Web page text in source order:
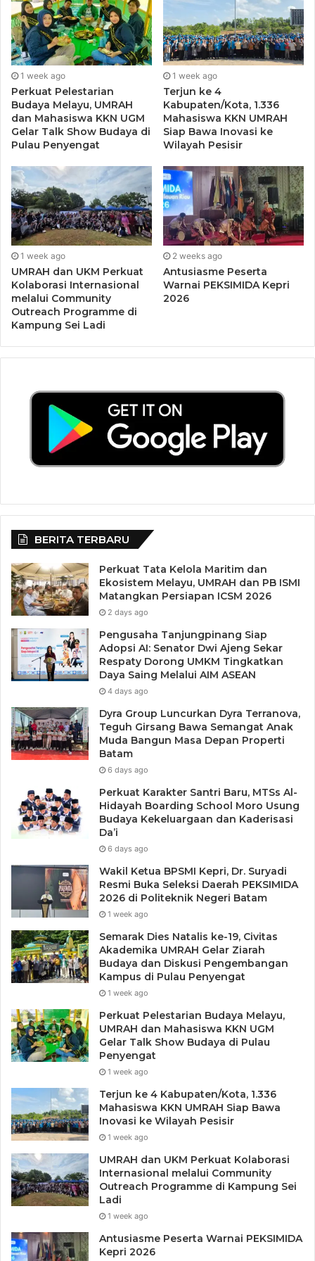
buah dari proses riset yang panjang. Selama ini, ia aktif
melakukan penelitian dan kolaborasi ilmiah yang berfokus
pada isu kelautan serta pesisir.
Beberapa fokus risetnya meliputi restorasi mangrove,
lamun, dan terumbu karang. Kemudian bioteknologi dan
teknologi akuakultur. Selanjutnya, blue carbon dan
ketahanan pesisir, serta konsep restorative mangrove
aquaculture.
Penelitian Henky juga memberikan kontribusi nyata bagi
penanganan isu global, seperti perubahan iklim dan
konservasi ekosistem pesisir.
“Prestasi ini bukan hanya untuk pribadi. Ini adalah bukti
bahwa Kepri dan UMRAH mampu masuk dalam peta
keilmuan internasional,” ujar Henky.
Ia menyampaikan hal itu dengan bangga. Ia berharap
semakin memperkuat posisinya sebagai pusat
pengembangan ilmu kelautan dan perikanan di Indonesia.
1 week ago
Perkuat Pelestarian
Budaya Melayu, UMRAH
dan Mahasiswa KKN UGM
Gelar Talk Show Budaya di
Pulau Penyengat
1 week ago
Terjun ke 4
Kabupaten/Kota, 1.336
Mahasiswa KKN UMRAH
Siap Bawa Inovasi ke
Wilayah Pesisir
1 week ago
UMRAH dan UKM Perkuat
Kolaborasi Internasional
melalui Community
Outreach Programme di
Kampung Sei Ladi
2 weeks ago
Antusiasme Peserta
Warnai PEKSIMIDA Kepri
2026
BERITA TERBARU
Perkuat Tata Kelola Maritim dan
Ekosistem Melayu, UMRAH dan PB ISMI
Matangkan Persiapan ICSM 2026
2 days ago
Pengusaha Tanjungpinang Siap
Adopsi AI: Senator Dwi Ajeng Sekar
Respaty Dorong UMKM Tingkatkan
Daya Saing Melalui AIM ASEAN
4 days ago
Dyra Group Luncurkan Dyra Terranova,
Teguh Girsang Bawa Semangat Anak
Muda Bangun Masa Depan Properti
Batam
6 days ago
Perkuat Karakter Santri Baru, MTSs Al-
Hidayah Boarding School Moro Usung
Budaya Kekeluargaan dan Kaderisasi
Da’i
6 days ago
Wakil Ketua BPSMI Kepri, Dr. Suryadi
Resmi Buka Seleksi Daerah PEKSIMIDA
2026 di Politeknik Negeri Batam
1 week ago
Semarak Dies Natalis ke-19, Civitas
Akademika UMRAH Gelar Ziarah
Budaya dan Diskusi Pengembangan
Kampus di Pulau Penyengat
1 week ago
Perkuat Pelestarian Budaya Melayu,
UMRAH dan Mahasiswa KKN UGM
Gelar Talk Show Budaya di Pulau
Penyengat
1 week ago
Terjun ke 4 Kabupaten/Kota, 1.336
Mahasiswa KKN UMRAH Siap Bawa
Inovasi ke Wilayah Pesisir
1 week ago
UMRAH dan UKM Perkuat Kolaborasi
Internasional melalui Community
Outreach Programme di Kampung Sei
Ladi
1 week ago
Antusiasme Peserta Warnai PEKSIMIDA
Kepri 2026